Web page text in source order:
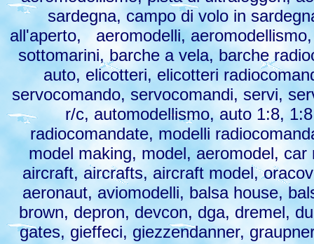
sardegna, campo di volo in
all'aperto, aeromodelli,
sottomarini, barche a vela, barche
auto, elicotteri, elicotteri
servocomando, servocomandi, servi,
r/c, automodellismo, auto 1:8,
radiocomandate, modelli
model making, model, aeromodel,
aircraft, aircrafts, aircraft model,
aeronaut, aviomodelli, balsa house,
brown, depron, devcon, dga, dremel,
gates, gieffeci, giezzendanner,